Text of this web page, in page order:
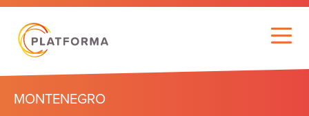
MONTENEGRO